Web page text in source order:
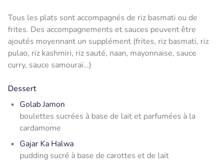
Tous les plats sont accompagnés de riz basmati ou de
frites. Des accompagnements et sauces peuvent être
ajoutés moyennant un supplément (frites, riz basmati, riz
pulao, riz kashmiri, riz sauté, naan, mayonnaise, sauce
curry, sauce samouraï…)
Dessert
Golab Jamon
boulettes sucrées à base de lait et parfumées à la
cardamome
Gajar Ka Halwa
pudding sucré à base de carottes et de lait